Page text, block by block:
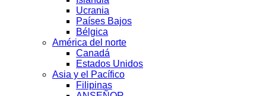
Ucrania
Países Bajos
Bélgica
América del norte
Canadá
Estados Unidos
Asia y el Pacífico
Filipinas